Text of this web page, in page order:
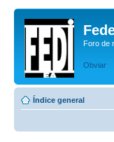
Foro de
Obviar
Índice general